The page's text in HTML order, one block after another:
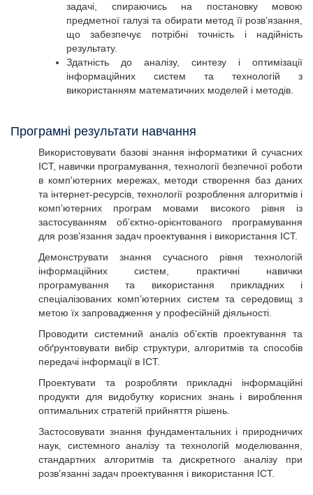
задачі, спираючись на постановку мовою
предметної галузі та обирати метод її розв’язання,
що забезпечує потрібні точність і надійність
результату.
Здатність до аналізу, синтезу і оптимізації
інформаційних систем та технологій з
використанням математичних моделей і методів.
Програмні результати навчання
Використовувати базові знання інформатики й сучасних
ІСТ, навички програмування, технології безпечної роботи
в комп'ютерних мережах, методи створення баз даних
та інтернет-ресурсів, технології розроблення алгоритмів і
комп’ютерних програм мовами високого рівня із
застосуванням об’єктно-орієнтованого програмування
для розв’язання задач проектування і використання ІСТ.
Демонструвати знання сучасного рівня технологій
інформаційних систем, практичні навички
програмування та використання прикладних і
спеціалізованих комп’ютерних систем та середовищ з
метою їх запровадження у професійній діяльності.
Проводити системний аналіз об’єктів проектування та
обґрунтовувати вибір структури, алгоритмів та способів
передачі інформації в ІСТ.
Проектувати та розробляти прикладні інформаційні
продукти для видобутку корисних знань і вироблення
оптимальних стратегій прийняття рішень.
Застосовувати знання фундаментальних і природничих
наук, системного аналізу та технологій моделювання,
стандартних алгоритмів та дискретного аналізу при
розв’язанні задач проектування і використання ІСТ.